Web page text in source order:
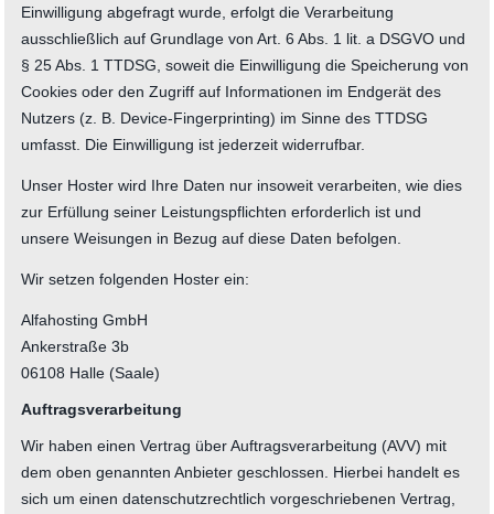
Einwilligung abgefragt wurde, erfolgt die Verarbeitung
ausschließlich auf Grundlage von Art. 6 Abs. 1 lit. a DSGVO und
§ 25 Abs. 1 TTDSG, soweit die Einwilligung die Speicherung von
Cookies oder den Zugriff auf Informationen im Endgerät des
Nutzers (z. B. Device-Fingerprinting) im Sinne des TTDSG
umfasst. Die Einwilligung ist jederzeit widerrufbar.
Unser Hoster wird Ihre Daten nur insoweit verarbeiten, wie dies
zur Erfüllung seiner Leistungspflichten erforderlich ist und
unsere Weisungen in Bezug auf diese Daten befolgen.
Wir setzen folgenden Hoster ein:
Alfahosting GmbH
Ankerstraße 3b
06108 Halle (Saale)
Auftragsverarbeitung
Wir haben einen Vertrag über Auftragsverarbeitung (AVV) mit
dem oben genannten Anbieter geschlossen. Hierbei handelt es
sich um einen datenschutzrechtlich vorgeschriebenen Vertrag,